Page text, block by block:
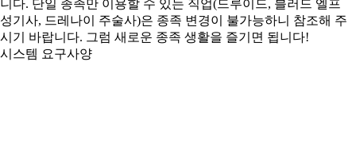
니다. 단일 종족만 이용할 수 있는 직업(드루이드, 블러드 엘프
성기사, 드레나이 주술사)은 종족 변경이 불가능하니 참조해 주
시기 바랍니다. 그럼 새로운 종족 생활을 즐기면 됩니다!
시스템 요구사양